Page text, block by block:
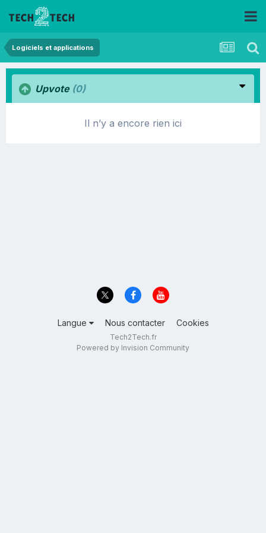
Logiciels et applications
Upvote (0)
Il n’y a encore rien ici
Langue Nous contacter Cookies
Tech2Tech.fr
Powered by Invision Community